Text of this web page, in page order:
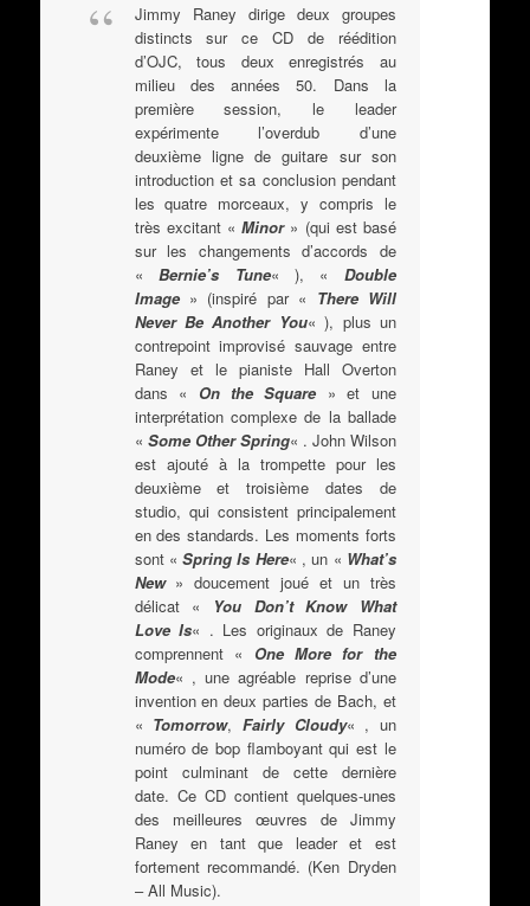
Jimmy Raney dirige deux groupes
distincts sur ce CD de réédition
d’OJC, tous deux enregistrés au
milieu des années 50. Dans la
première session, le leader
expérimente l’overdub d’une
deuxième ligne de guitare sur son
introduction et sa conclusion pendant
les quatre morceaux, y compris le
très excitant «Minor» (qui est basé
sur les changements d’accords de
«Bernie’s Tune« ), « Double
Image» (inspiré par « There Will
Never Be Another You« ), plus un
contrepoint improvisé sauvage entre
Raney et le pianiste Hall Overton
dans « On the Square » et une
interprétation complexe de la ballade
« Some Other Spring« . John Wilson
est ajouté à la trompette pour les
deuxième et troisième dates de
studio, qui consistent principalement
en des standards. Les moments forts
sont «Spring Is Here« , un « What’s
New» doucement joué et un très
délicat «
You Don’t Know What
Love Is« . Les originaux de Raney
comprennent « One More for the
Mode« , une agréable reprise d’une
invention en deux parties de Bach, et
« Tomorrow, Fairly Cloudy« , un
numéro de bop flamboyant qui est le
point culminant de cette dernière
date. Ce CD contient quelques-unes
des meilleures œuvres de Jimmy
Raney en tant que leader et est
fortement recommandé. (Ken Dryden
– All Music).